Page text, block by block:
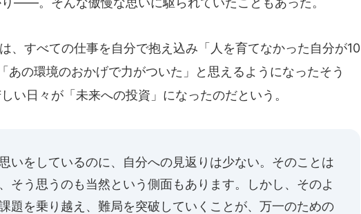
、すべての仕事を自分で抱え込み「人を育てなかった自分が10
あの環境のおかげで力がついた」と思えるようになったそう
い日々が「未来への投資」になったのだという。
いをしているのに、自分への見返りは少ない。そのことは
そう思うのも当然という側面もあります。しかし、そのよ
題を乗り越え、難局を突破していくことが、万一のための